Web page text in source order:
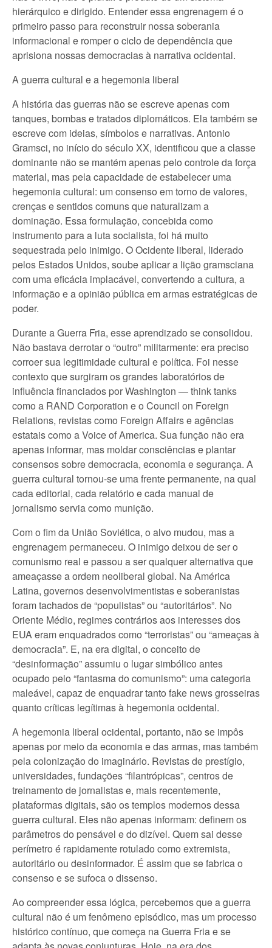
hierárquico e dirigido. Entender essa engrenagem é o
primeiro passo para reconstruir nossa soberania
informacional e romper o ciclo de dependência que
aprisiona nossas democracias à narrativa ocidental.
A guerra cultural e a hegemonia liberal
A história das guerras não se escreve apenas com
tanques, bombas e tratados diplomáticos. Ela também se
escreve com ideias, símbolos e narrativas. Antonio
Gramsci, no início do século XX, identificou que a classe
dominante não se mantém apenas pelo controle da força
material, mas pela capacidade de estabelecer uma
hegemonia cultural: um consenso em torno de valores,
crenças e sentidos comuns que naturalizam a
dominação. Essa formulação, concebida como
instrumento para a luta socialista, foi há muito
sequestrada pelo inimigo. O Ocidente liberal, liderado
pelos Estados Unidos, soube aplicar a lição gramsciana
com uma eficácia implacável, convertendo a cultura, a
informação e a opinião pública em armas estratégicas de
poder.
Durante a Guerra Fria, esse aprendizado se consolidou.
Não bastava derrotar o “outro” militarmente: era preciso
corroer sua legitimidade cultural e política. Foi nesse
contexto que surgiram os grandes laboratórios de
influência financiados por Washington — think tanks
como a RAND Corporation e o Council on Foreign
Relations, revistas como Foreign Affairs e agências
estatais como a Voice of America. Sua função não era
apenas informar, mas moldar consciências e plantar
consensos sobre democracia, economia e segurança. A
guerra cultural tornou-se uma frente permanente, na qual
cada editorial, cada relatório e cada manual de
jornalismo servia como munição.
Com o fim da União Soviética, o alvo mudou, mas a
engrenagem permaneceu. O inimigo deixou de ser o
comunismo real e passou a ser qualquer alternativa que
ameaçasse a ordem neoliberal global. Na América
Latina, governos desenvolvimentistas e soberanistas
foram tachados de “populistas” ou “autoritários”. No
Oriente Médio, regimes contrários aos interesses dos
EUA eram enquadrados como “terroristas” ou “ameaças à
democracia”. E, na era digital, o conceito de
“desinformação” assumiu o lugar simbólico antes
ocupado pelo “fantasma do comunismo”: uma categoria
maleável, capaz de enquadrar tanto fake news grosseiras
quanto críticas legítimas à hegemonia ocidental.
A hegemonia liberal ocidental, portanto, não se impôs
apenas por meio da economia e das armas, mas também
pela colonização do imaginário. Revistas de prestígio,
universidades, fundações “filantrópicas”, centros de
treinamento de jornalistas e, mais recentemente,
plataformas digitais, são os templos modernos dessa
guerra cultural. Eles não apenas informam: definem os
parâmetros do pensável e do dizível. Quem sai desse
perímetro é rapidamente rotulado como extremista,
autoritário ou desinformador. É assim que se fabrica o
consenso e se sufoca o dissenso.
Ao compreender essa lógica, percebemos que a guerra
cultural não é um fenômeno episódico, mas um processo
histórico contínuo, que começa na Guerra Fria e se